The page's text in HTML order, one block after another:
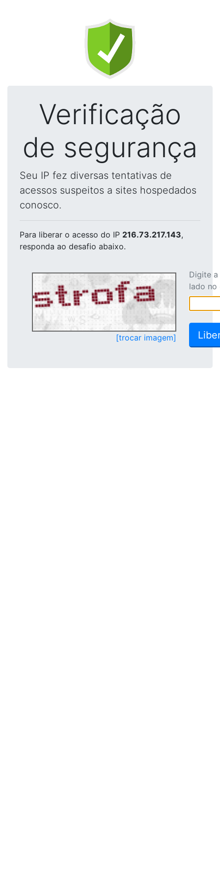
Verificação
de segurança
Seu IP fez diversas tentativas de
acessos suspeitos a sites hospedados
conosco.
Para liberar o acesso do IP 216.73.217.143,
responda ao desafio abaixo.
[trocar imagem]
Digite
lado no